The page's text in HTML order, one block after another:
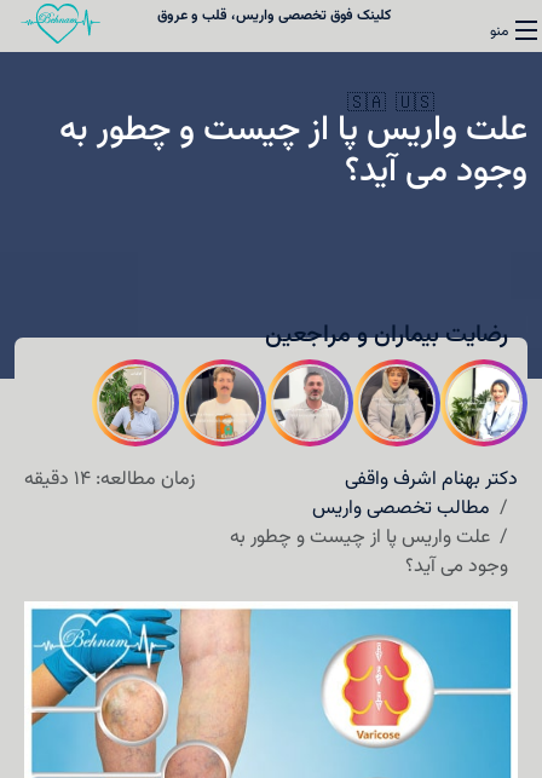
منو
کلینک فوق تخصصی واریس، قلب و عروق
🇺🇸
🇸🇦
قلب
کلینیک فوق تخصصی واریس
نوبت‌دهی
درباره دکتر واقفی
تماس با ما
علت واریس پا از چیست و چطور به
وجود می آید؟
رضایت بیماران و مراجعین
زمان مطالعه: 14 دقیقه
دکتر بهنام اشرف واقفی
مطالب تخصصی واریس
علت واریس پا از چیست و چطور به
وجود می آید؟